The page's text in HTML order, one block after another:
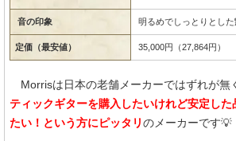
音の印象 明るめでしっとりとし
定価（最安値） 35,000円（27,864円）
Morrisは日本の老舗メーカーではずれが無
ティックギターを購入したいけれど安定し
たい！という方にピッタリ のメーカーです💡